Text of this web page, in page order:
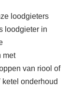
loodgieters
loodgieter in
met
van riool of
onderhoud